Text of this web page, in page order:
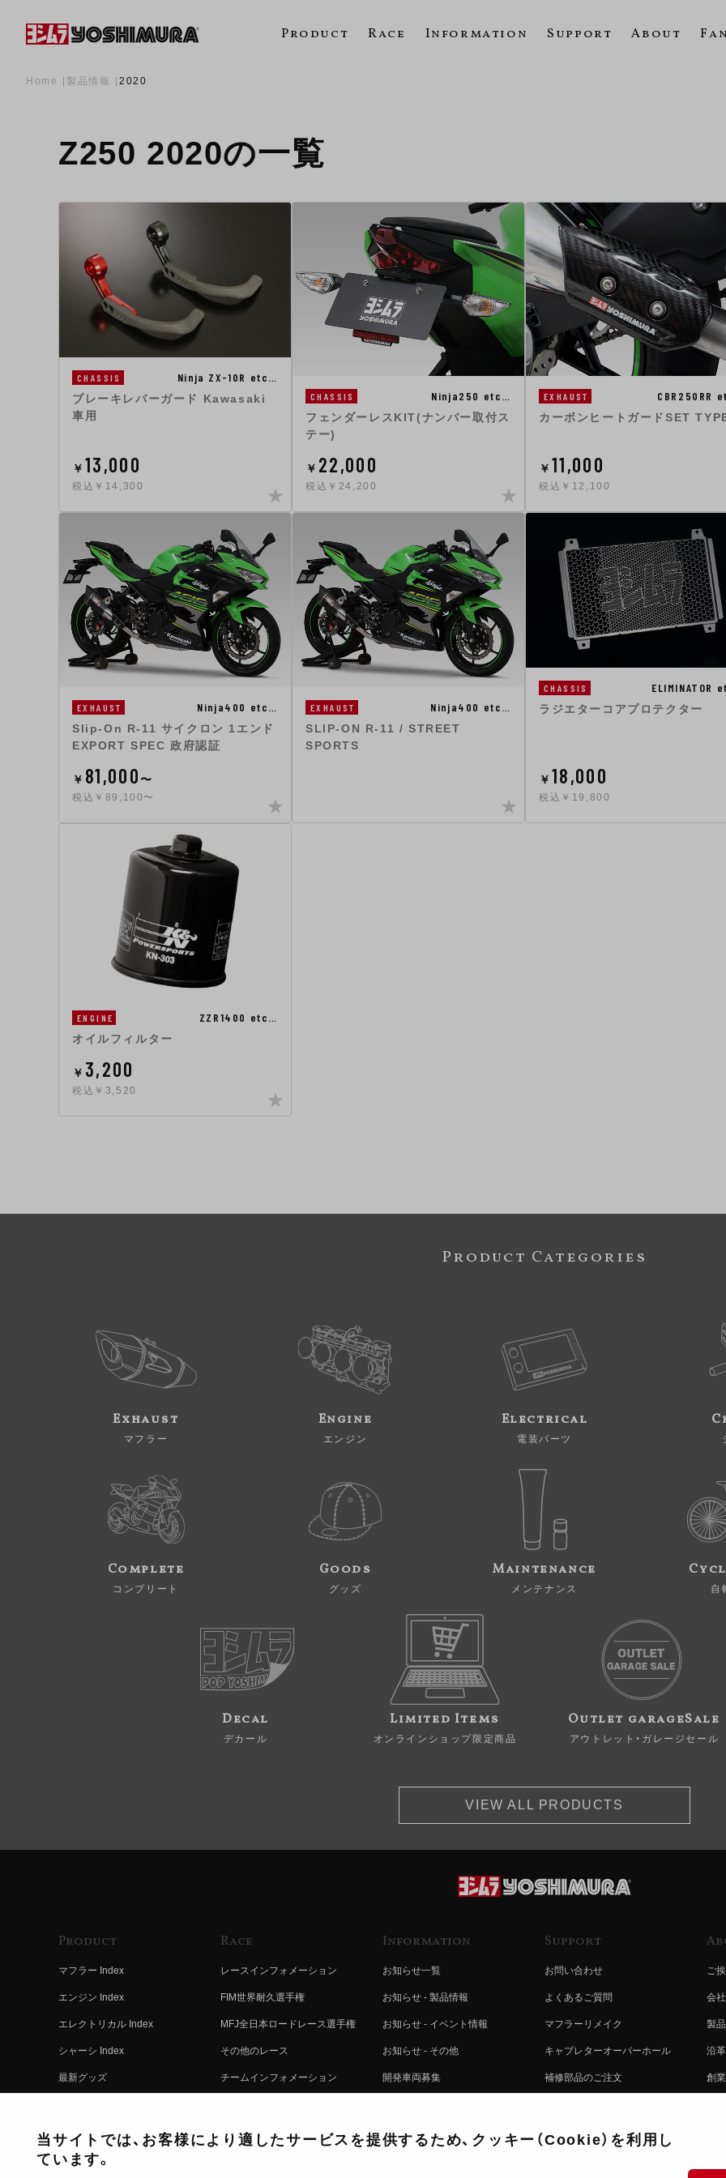
Product Race Information Support About
Home 製品情報 2020
Z250 2020の一覧
CHASSIS Ninja ZX-10R etc…
ブレーキレバーガード Kawasaki
車用
￥ 13,000
税込￥14,300
CHASSIS Ninja250 etc…
フェンダーレスKIT(ナンバー取付ス
テー)
￥ 22,000
税込￥24,200
EXHAUST CBR250RR
カーボンヒートガードSET
￥ 11,000
税込￥12,100
EXHAUST Ninja400 etc…
Slip-On R-11 サイクロン 1エンド
EXPORT SPEC 政府認証
￥ 81,000〜
税込￥89,100〜
EXHAUST Ninja400 etc…
SLIP-ON R-11 / STREET
SPORTS
CHASSIS ELIMINATOR
ラジエターコアプロテクター
￥ 18,000
税込￥19,800
ENGINE ZZR1400 etc…
オイルフィルター
￥ 3,200
税込￥3,520
Product Categories
Exhaust
マフラー
Engine
エンジン
Electrical
電装パーツ
Complete
コンプリート
Goods
グッズ
Maintenance
メンテナンス 自
Decal
デカール
Limited Items
オンラインショップ限定商品
Outlet garageSale
アウトレット・ガレージセール
VIEW ALL PRODUCTS
Product
マフラー Index
エンジン Index
エレクトリカル Index
シャーシ Index
最新グッズ
コンプリート
Race
レースインフォメーション
FIM世界耐久選手権
MFJ全日本ロードレース選手権
その他のレース
チームインフォメーション
レースムービー
Information
お知らせ一覧
お知らせ - 製品情報
お知らせ - イベント情報
お知らせ - その他
開発車両募集
注文方法
Support
お問い合わせ
よくあるご質問
マフラーリメイク
キャブレターオーバーホール
補修部品のご注文
製品に関する重要なお知らせ
ご
会
製
沿革
創
当サイトでは、お客様により適したサービスを提供するため、クッキー（Cookie）を利用し
ています。